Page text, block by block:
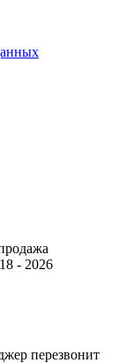
- 2026
перезвонит